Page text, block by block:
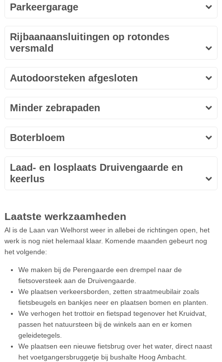
Parkeergarage
Rijbaanaansluitingen op rotondes
versmald
Autodoorsteken afgesloten
Minder zebrapaden
Boterbloem
Laad- en losplaats Druivengaarde en
keerlus
Laatste werkzaamheden
Al is de Laan van Welhorst weer in allebei de richtingen open, het
werk is nog niet helemaal klaar. Komende maanden gebeurt nog
het volgende:
We maken bij de Perengaarde een drempel naar de
fietsoversteek aan de Druivengaarde.
We plaatsen verkeersborden, zetten straatmeubilair zoals
fietsbeugels en bankjes neer en plaatsen bomen en planten.
We verhogen het trottoir en fietspad tegenover het Kruidvat,
passen het natuursteen bij de winkels aan en er komen
geleidetegels.
We plaatsen een nieuwe fietsbrug over het water, direct naast
het voetgangersbruggetje bij bushalte Hoog Ambacht.